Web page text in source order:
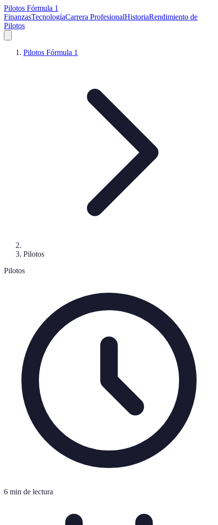
Pilotos Fórmula 1
FinanzasTecnologíaCarrera ProfesionalHistoriaRendimiento de
Pilotos
Pilotos Fórmula 1
Pilotos
Pilotos
6 min de lectura